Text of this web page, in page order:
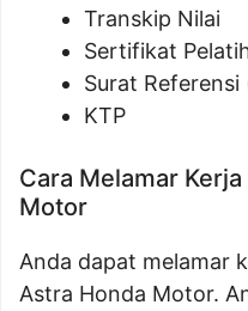
Transkip Nilai
Sertifikat
Surat Referensi
KTP
Cara Melamar
Motor
Anda dapat melamar
Astra Honda Motor.